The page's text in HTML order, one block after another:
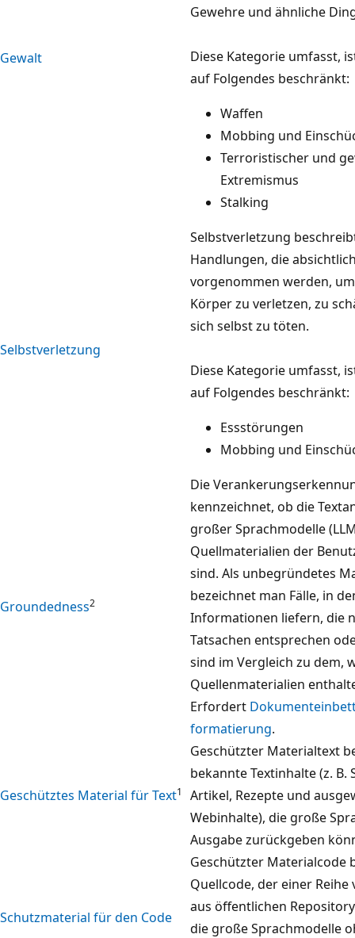
Gewalt
Gewehre und ähnliche
Diese Kategorie umfasst,
auf Folgendes beschränkt:
Waffen
Mobbing und
Terroristischer und
Extremismus
Stalking
Selbstverletzung
Selbstverletzung
Handlungen, die
vorgenommen werden,
Körper zu verletzen, zu
sich selbst zu töten.
Diese Kategorie umfasst,
auf Folgendes beschränkt:
Essstörungen
Mobbing und
Groundedness2
Die
kennzeichnet, ob die
großer Sprachmodelle
Quellmaterialien der
sind. Als unbegründetes
bezeichnet man Fälle, in
Informationen liefern, die
Tatsachen entsprechen
sind im Vergleich zu dem,
Quellenmaterialien
Erfordert
formatierung.
Geschütztes Material für Text1
Geschützter Materialtext
bekannte Textinhalte (z. B.
Artikel, Rezepte und
Webinhalte), die große
Ausgabe zurückgeben
Schutzmaterial für den Code
Geschützter Materialcode
Quellcode, der einer Reihe
aus öffentlichen
die große Sprachmodelle